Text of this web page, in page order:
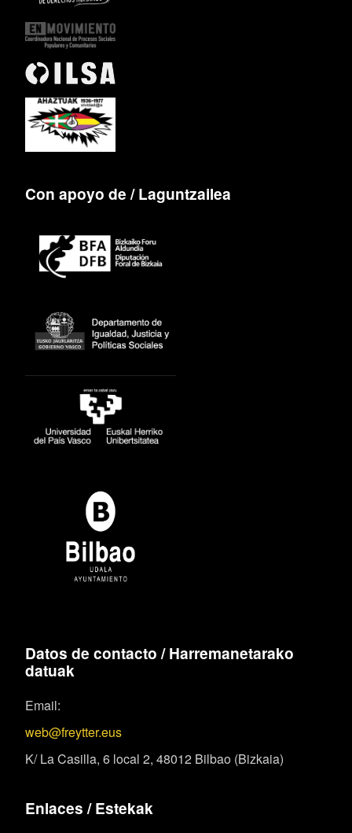
Con apoyo de / Laguntzailea
Datos de contacto / Harremanetarako
datuak
Email:
web@freytter.eus
K/ La Casilla, 6 local 2, 48012 Bilbao (Bizkaia)
Enlaces / Estekak